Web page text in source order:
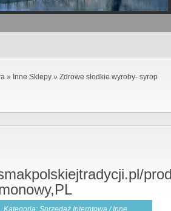
» Inne Sklepy » Zdrowe słodkie wyroby- syrop
Kategoria: Sprzedaż Interntowa / Inne